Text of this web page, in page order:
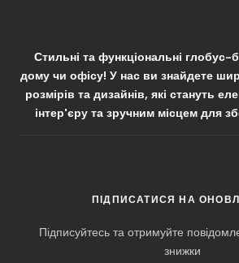
Стильні та функціональні
дому чи офісу! У нас ви знайдете
розмірів та дизайнів, які стануть
інтер'єру та зручним місцем для
ПІДПИСАТИСЯ НА
Підписуйтесь та отримуйте
знижки